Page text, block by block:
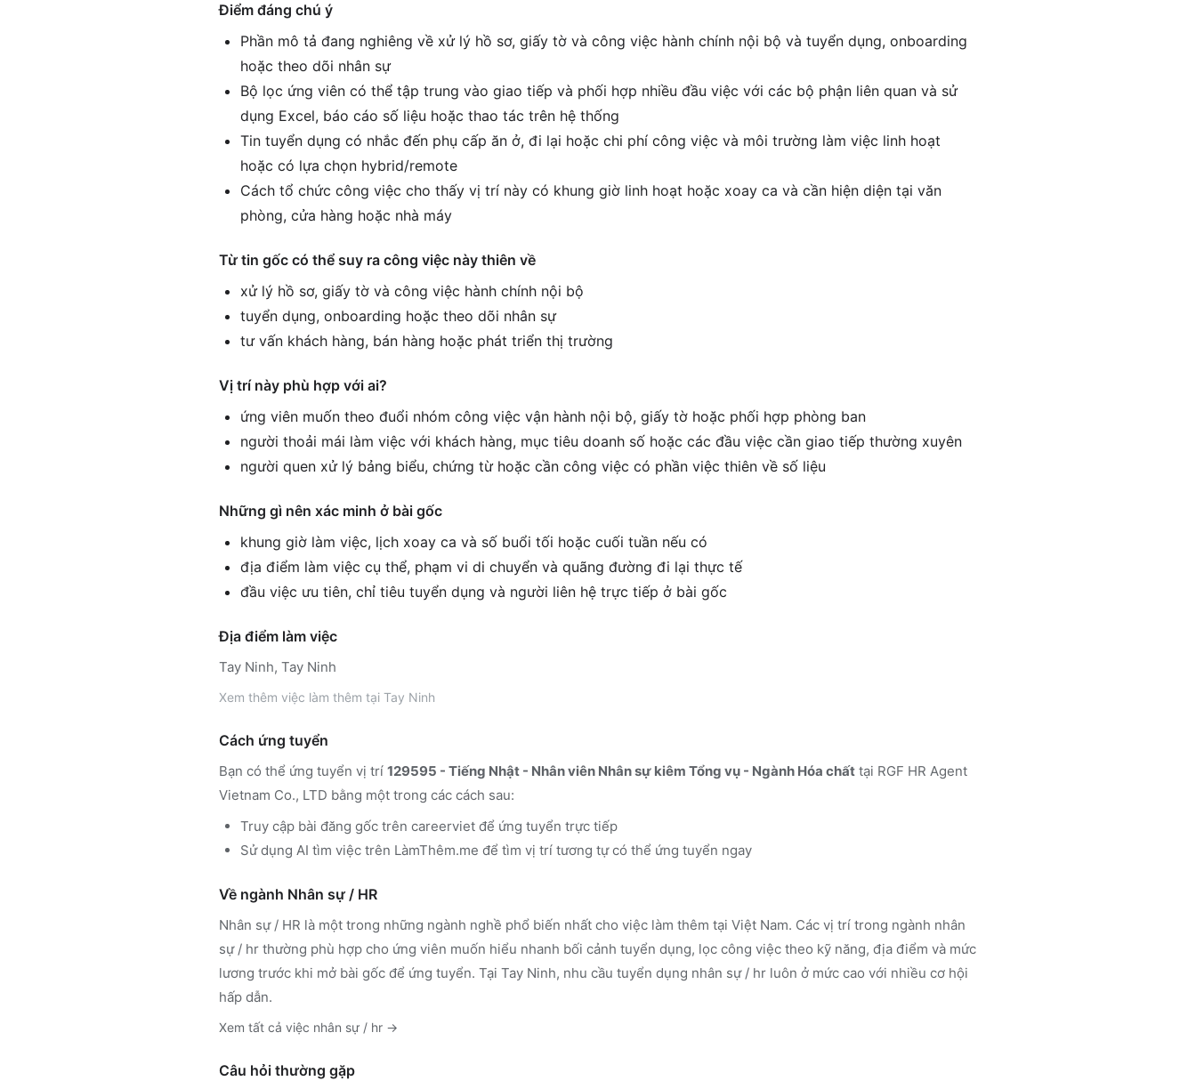
Điểm đáng chú ý
Phần mô tả đang nghiêng về xử lý hồ sơ, giấy tờ và công việc hành chính nội bộ và tuyển dụng, onboarding
hoặc theo dõi nhân sự
Bộ lọc ứng viên có thể tập trung vào giao tiếp và phối hợp nhiều đầu việc với các bộ phận liên quan và sử
dụng Excel, báo cáo số liệu hoặc thao tác trên hệ thống
Tin tuyển dụng có nhắc đến phụ cấp ăn ở, đi lại hoặc chi phí công việc và môi trường làm việc linh hoạt
hoặc có lựa chọn hybrid/remote
Cách tổ chức công việc cho thấy vị trí này có khung giờ linh hoạt hoặc xoay ca và cần hiện diện tại văn
phòng, cửa hàng hoặc nhà máy
Từ tin gốc có thể suy ra công việc này thiên về
xử lý hồ sơ, giấy tờ và công việc hành chính nội bộ
tuyển dụng, onboarding hoặc theo dõi nhân sự
tư vấn khách hàng, bán hàng hoặc phát triển thị trường
Vị trí này phù hợp với ai?
ứng viên muốn theo đuổi nhóm công việc vận hành nội bộ, giấy tờ hoặc phối hợp phòng ban
người thoải mái làm việc với khách hàng, mục tiêu doanh số hoặc các đầu việc cần giao tiếp thường xuyên
người quen xử lý bảng biểu, chứng từ hoặc cần công việc có phần việc thiên về số liệu
Những gì nên xác minh ở bài gốc
khung giờ làm việc, lịch xoay ca và số buổi tối hoặc cuối tuần nếu có
địa điểm làm việc cụ thể, phạm vi di chuyển và quãng đường đi lại thực tế
đầu việc ưu tiên, chỉ tiêu tuyển dụng và người liên hệ trực tiếp ở bài gốc
Địa điểm làm việc
Tay Ninh, Tay Ninh
Xem thêm việc làm thêm tại Tay Ninh
Cách ứng tuyển
Bạn có thể ứng tuyển vị trí 129595 - Tiếng Nhật - Nhân viên Nhân sự kiêm Tổng vụ - Ngành Hóa chất tại RGF HR Agent
Vietnam Co., LTD bằng một trong các cách sau:
Truy cập bài đăng gốc trên careerviet để ứng tuyển trực tiếp
Sử dụng AI tìm việc trên LàmThêm.me để tìm vị trí tương tự có thể ứng tuyển ngay
Về ngành Nhân sự / HR
Nhân sự / HR là một trong những ngành nghề phổ biến nhất cho việc làm thêm tại Việt Nam. Các vị trí trong ngành nhân
sự / hr thường phù hợp cho ứng viên muốn hiểu nhanh bối cảnh tuyển dụng, lọc công việc theo kỹ năng, địa điểm và mức
lương trước khi mở bài gốc để ứng tuyển. Tại Tay Ninh, nhu cầu tuyển dụng nhân sự / hr luôn ở mức cao với nhiều cơ hội
hấp dẫn.
Xem tất cả việc nhân sự / hr →
Câu hỏi thường gặp